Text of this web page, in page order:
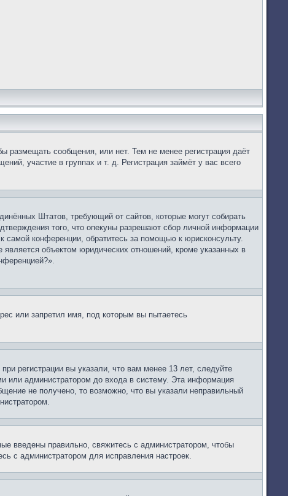
размещать сообщения, или нет. Тем не менее регистрация даёт
участие в группах и т. д. Регистрация займёт у вас всего
Штатов, требующий от сайтов, которые могут собирать
того, что опекуны разрешают сбор личной информации
конференции, обратитесь за помощью к юрисконсульту.
объектом юридических отношений, кроме указанных в
или запретил имя, под которым вы пытаетесь
регистрации вы указали, что вам менее 13 лет, следуйте
или администратором до входа в систему. Эта информация
не получено, то возможно, что вы указали неправильный
введены правильно, свяжитесь с администратором, чтобы
с администратором для исправления настроек.